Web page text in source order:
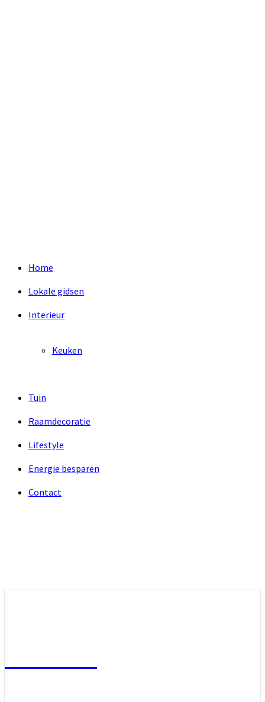
Home
Lokale gidsen
Interieur
Keuken
Tuin
Raamdecoratie
Lifestyle
Energie besparen
Contact